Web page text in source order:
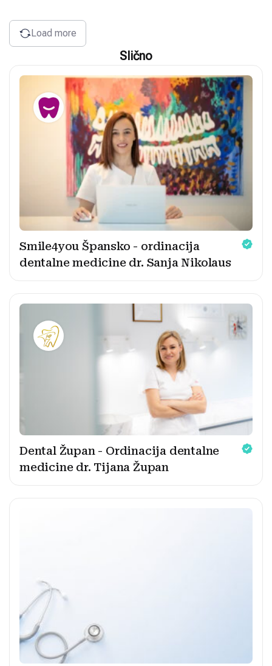
Load more
Slično
Smile4you Špansko - ordinacija
dentalne medicine dr. Sanja Nikolaus
Dental Župan - Ordinacija dentalne
medicine dr. Tijana Župan